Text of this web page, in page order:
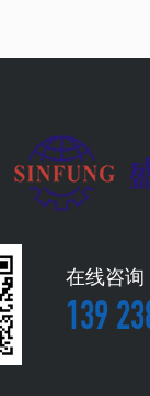
在线咨询
139